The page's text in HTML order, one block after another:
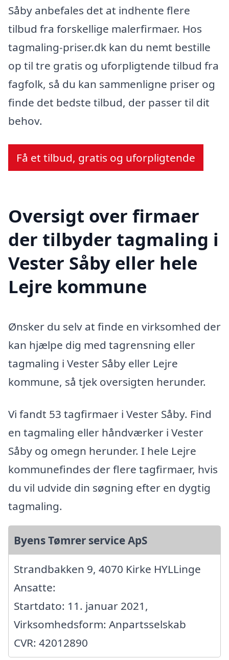
Såby anbefales det at indhente flere
tilbud fra forskellige malerfirmaer. Hos
tagmaling-priser.dk kan du nemt bestille
op til tre gratis og uforpligtende tilbud fra
fagfolk, så du kan sammenligne priser og
finde det bedste tilbud, der passer til dit
behov.
Få et tilbud, gratis og uforpligtende
Oversigt over firmaer
der tilbyder tagmaling i
Vester Såby eller hele
Lejre kommune
Ønsker du selv at finde en virksomhed der
kan hjælpe dig med tagrensning eller
tagmaling i Vester Såby eller Lejre
kommune, så tjek oversigten herunder.
Vi fandt 53 tagfirmaer i Vester Såby. Find
en tagmaling eller håndværker i Vester
Såby og omegn herunder. I hele Lejre
kommunefindes der flere tagfirmaer, hvis
du vil udvide din søgning efter en dygtig
tagmaling.
Byens Tømrer service ApS
Strandbakken 9, 4070 Kirke HYLLinge
Ansatte:
Startdato: 11. januar 2021,
Virksomhedsform: Anpartsselskab
CVR: 42012890